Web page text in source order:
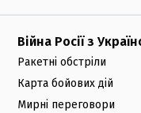
Війна Росії з
Ракетні обстріли
Карта бойових дій
Мирні переговори